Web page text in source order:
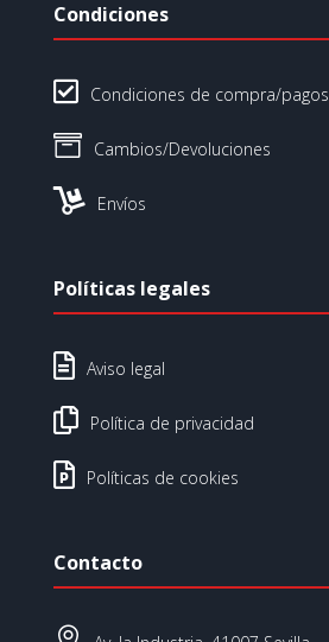
Condiciones
 Condiciones de compra/pagos
 Cambios/Devoluciones
 Envíos
Políticas legales
 Aviso legal
 Política de privacidad
 Políticas de cookies
Contacto